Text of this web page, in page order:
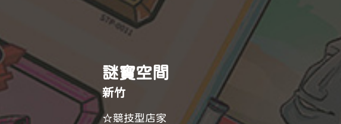
謎寶空間
新竹
☆競技型店家